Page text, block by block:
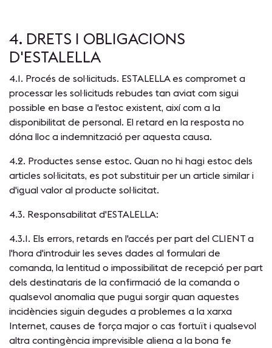
4. DRETS I OBLIGACIONS
D'ESTALELLA
4.1. Procés de sol·licituds. ESTALELLA es compromet a
processar les sol·licituds rebudes tan aviat com sigui
possible en base a l'estoc existent, així com a la
disponibilitat de personal. El retard en la resposta no
dóna lloc a indemnització per aquesta causa.
4.2. Productes sense estoc. Quan no hi hagi estoc dels
articles sol·licitats, es pot substituir per un article similar i
d'igual valor al producte sol·licitat.
4.3. Responsabilitat d'ESTALELLA:
4.3.1. Els errors, retards en l'accés per part del CLIENT a
l'hora d'introduir les seves dades al formulari de
comanda, la lentitud o impossibilitat de recepció per part
dels destinataris de la confirmació de la comanda o
qualsevol anomalia que pugui sorgir quan aquestes
incidències siguin degudes a problemes a la xarxa
Internet, causes de força major o cas fortuït i qualsevol
altra contingència imprevisible aliena a la bona fe